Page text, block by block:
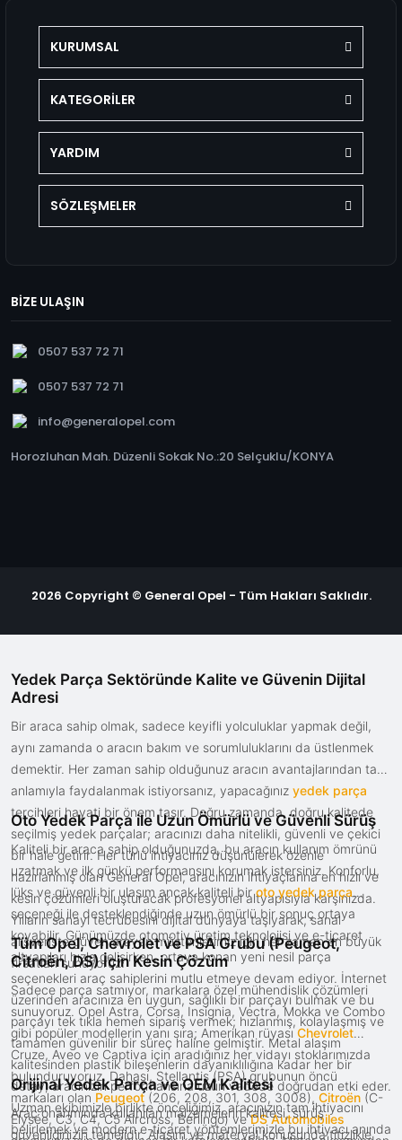
KURUMSAL
KATEGORİLER
YARDIM
SÖZLEŞMELER
BİZE ULAŞIN
0507 537 72 71
0507 537 72 71
info@generalopel.com
Horozluhan Mah. Düzenli Sokak No.:20 Selçuklu/KONYA
2026 Copyright © General Opel - Tüm Hakları Saklıdır.
Yedek Parça Sektöründe Kalite ve Güvenin Dijital
Adresi
Bir araca sahip olmak, sadece keyifli yolculuklar yapmak değil,
aynı zamanda o aracın bakım ve sorumluluklarını da üstlenmek
demektir. Her zaman sahip olduğunuz aracın avantajlarından tam
anlamıyla faydalanmak istiyorsanız, yapacağınız yedek parça
tercihleri hayati bir önem taşır. Doğru zamanda, doğru kalitede
seçilmiş yedek parçalar; aracınızı daha nitelikli, güvenli ve çekici
bir hale getirir. Her türlü ihtiyacınız düşünülerek özenle
hazırlanmış olan General Opel, aracınızın ihtiyaçlarına en hızlı ve
kesin çözümleri oluşturacak profesyonel altyapısıyla karşınızda.
Yılların sanayi tecrübesini dijital dünyaya taşıyarak, sanal
alışverişte güven arayan müşterilerimiz için her zaman en büyük
fırsatları sunuyoruz.
Oto Yedek Parça ile Uzun Ömürlü ve Güvenli Sürüş
Kaliteli bir araca sahip olduğunuzda, bu aracın kullanım ömrünü
uzatmak ve ilk günkü performansını korumak istersiniz. Konforlu,
lüks ve güvenli bir ulaşım ancak kaliteli biroto yedek parça
seçeneği ile desteklendiğinde uzun ömürlü bir sonuç ortaya
koyabilir. Günümüzde otomotiv üretim teknolojisi ve e-ticaret
altyapıları hızla gelişirken, ortaya konan yeni nesil parça
seçenekleri araç sahiplerini mutlu etmeye devam ediyor. İnternet
üzerinden aracınıza en uygun, sağlıklı bir parçayı bulmak ve bu
parçayı tek tıkla hemen sipariş vermek; hızlanmış, kolaylaşmış ve
tamamen güvenilir bir süreç haline gelmiştir. Metal alaşım
kalitesinden plastik bileşenlerin dayanıklılığına kadar her bir
detay, aracınızın performansına uzun vadede doğrudan etki eder.
Uzman ekibimizle birlikte önceliğimiz, aracınızın tam ihtiyacını
belirlemek ve modern e-ticaret yöntemlerimizle bu ihtiyacı anında
Tüm Opel, Chevrolet ve PSA Grubu (Peugeot,
Citroën, DS) İçin Kesin Çözüm
Sadece parça satmıyor, markalara özel mühendislik çözümleri
sunuyoruz. Opel Astra, Corsa, Insignia, Vectra, Mokka ve Combo
gibi popüler modellerin yanı sıra; Amerikan rüyasıChevrolet
Cruze, Aveo ve Captiva için aradığınız her vidayı stoklarımızda
bulunduruyoruz. Dahası, Stellantis (PSA) grubunun öncü
markaları olan Peugeot(206, 208, 301, 308, 3008), Citroën (C-
Elysée, C3, C4, C5 Aircross, Berlingo) veDS Automobiles
Orijinal Yedek Parça ve OEM Kalitesi
Araç onarımında kullanılan malzemelerin kalitesi, sürüş
güvenliğinizin temelidir. Alaşım ve materyal konusunda titizlikle